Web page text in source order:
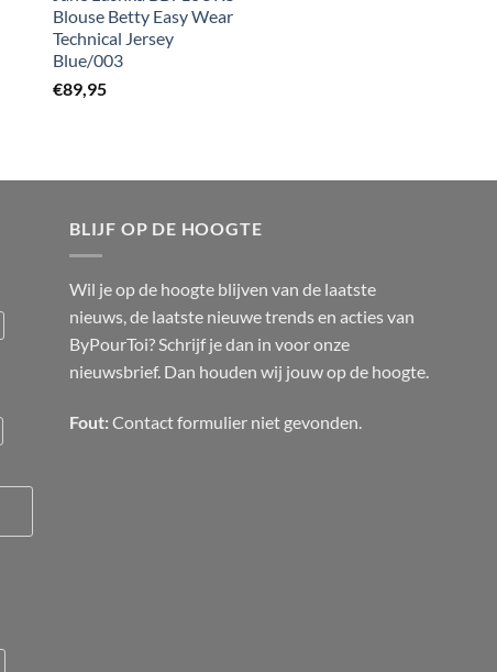
Blouse Betty Easy Wear
Technical Jersey
Blue/003
€89,95
BLIJF OP DE HOOGTE
Wil je op de hoogte blijven van de laatste
nieuws, de laatste nieuwe trends en acties van
ByPourToi? Schrijf je dan in voor onze
nieuwsbrief. Dan houden wij jouw op de hoogte.
Fout: Contact formulier niet gevonden.